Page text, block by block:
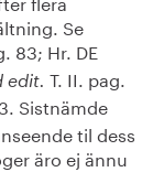
Se
83; Hr. DE
edit. T. II. pag.
Sistnämde
til dess
äro ej ännu